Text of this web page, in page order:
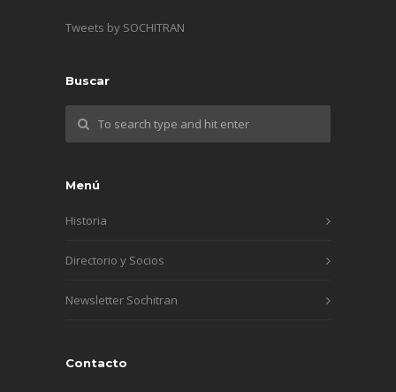
Tweets by SOCHITRAN
Buscar
Menú
Historia
Directorio y Socios
Newsletter Sochitran
Contacto